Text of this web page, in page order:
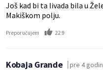
Još kad bi ta livada bila u
Makiškom polju.
Preporučujem 229
Kobaja Grande pre 4